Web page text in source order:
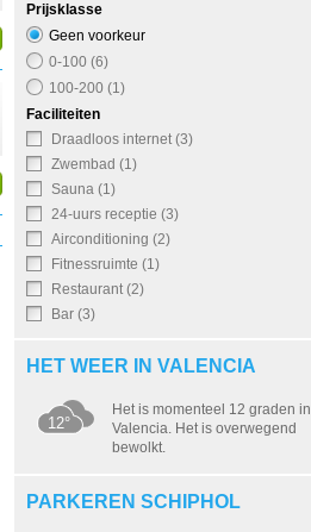
Prijsklasse
Geen voorkeur
0-100 (6)
100-200 (1)
Faciliteiten
Draadloos internet (3)
Zwembad (1)
Sauna (1)
24-uurs receptie (3)
Airconditioning (2)
Fitnessruimte (1)
Restaurant (2)
Bar (3)
HET WEER IN VALENCIA
12°
Het is momenteel 12 graden in
Valencia. Het is overwegend
bewolkt.
PARKEREN SCHIPHOL